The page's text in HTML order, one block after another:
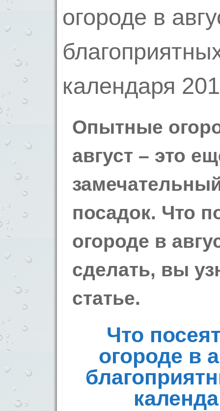
Опытные
август – это
посадок. Что
огороде в
сделать, вы
статье.
Что
огороде в